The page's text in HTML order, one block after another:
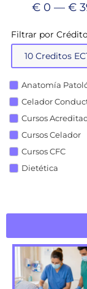
€ 0 — €
Filtrar por
Anatomía
Celador
Cursos
Cursos Celador
Cursos CFC
Dietética